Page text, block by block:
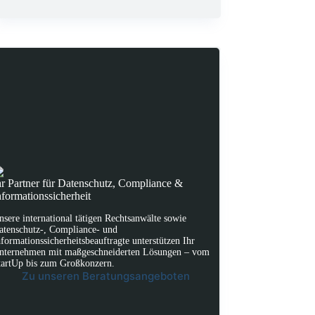
Partner für Datenschutz, Compliance &
international tätigen Rechtsanwälte sowie
, Compliance- und
unterstützen Ihr
mit maßgeschneiderten Lösungen – vom
bis zum Großkonzern.
Zu unseren Beratungsangeboten